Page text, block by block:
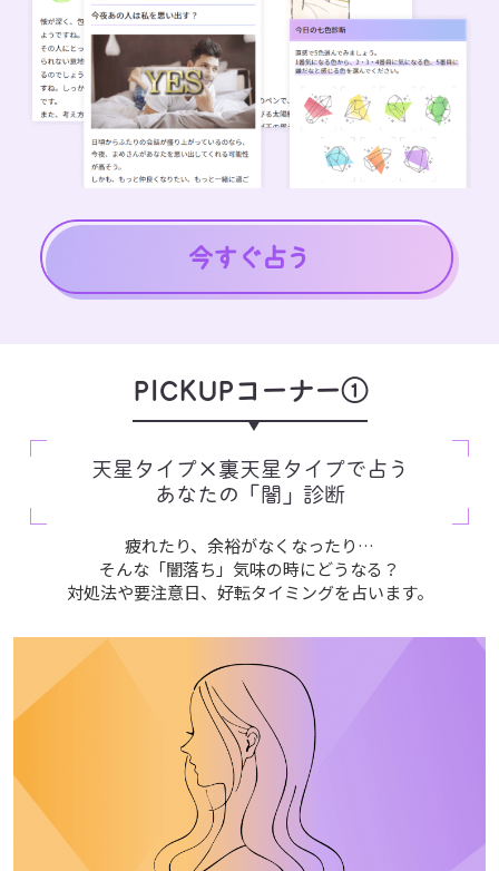
PICKUPコーナー①
天星タイプ×裏天星タイプで占う
あなたの「闇」診断
疲れたり、余裕がなくなったり…
そんな「闇落ち」気味の時にどうなる？
対処法や要注意日、好転タイミングを占います。